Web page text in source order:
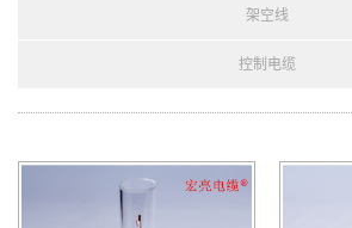
架空线
控制电缆